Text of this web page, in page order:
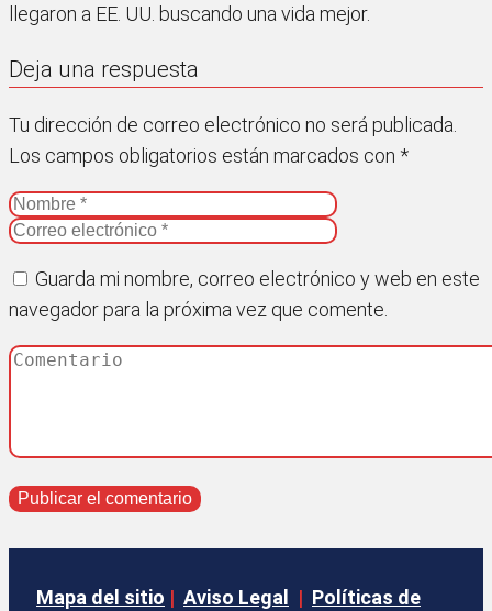
llegaron a EE. UU. buscando una vida mejor.
Deja una respuesta
Tu dirección de correo electrónico no será publicada.
Los campos obligatorios están marcados con *
Guarda mi nombre, correo electrónico y web en este
navegador para la próxima vez que comente.
Mapa del sitio | Aviso Legal | Políticas de